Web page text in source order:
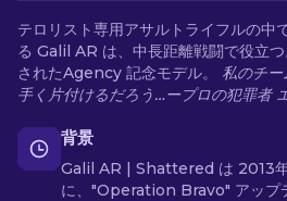
テロリスト専用アサルトライフルの中
る Galil AR は、中長距離戦闘で役立
されたAgency 記念モデル。 私のチ
手く片付けるだろう…ープロの犯罪者
背景
Galil AR | Shattered は 2013年
に、"Operation Bravo" アップ